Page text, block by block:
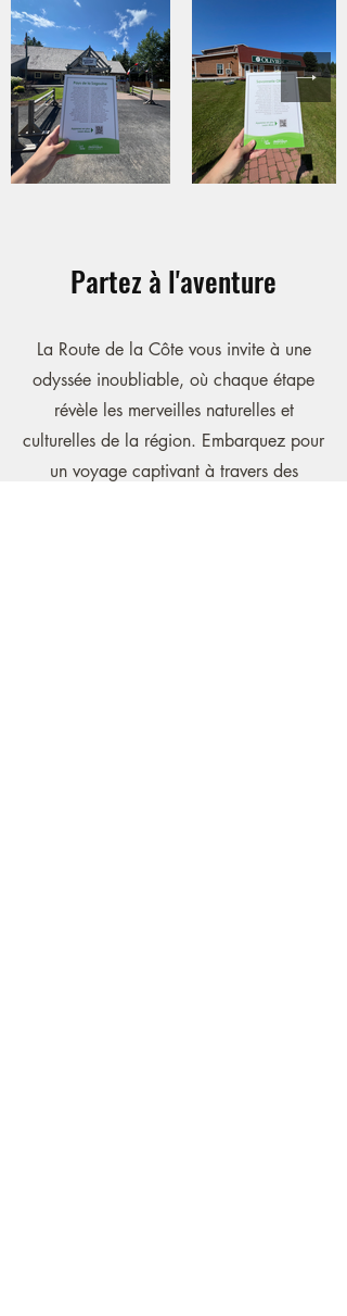
Partez à l'aventure
La Route de la Côte vous invite à une
odyssée inoubliable, où chaque étape
révèle les merveilles naturelles et
culturelles de la région. Embarquez pour
un voyage captivant à travers des